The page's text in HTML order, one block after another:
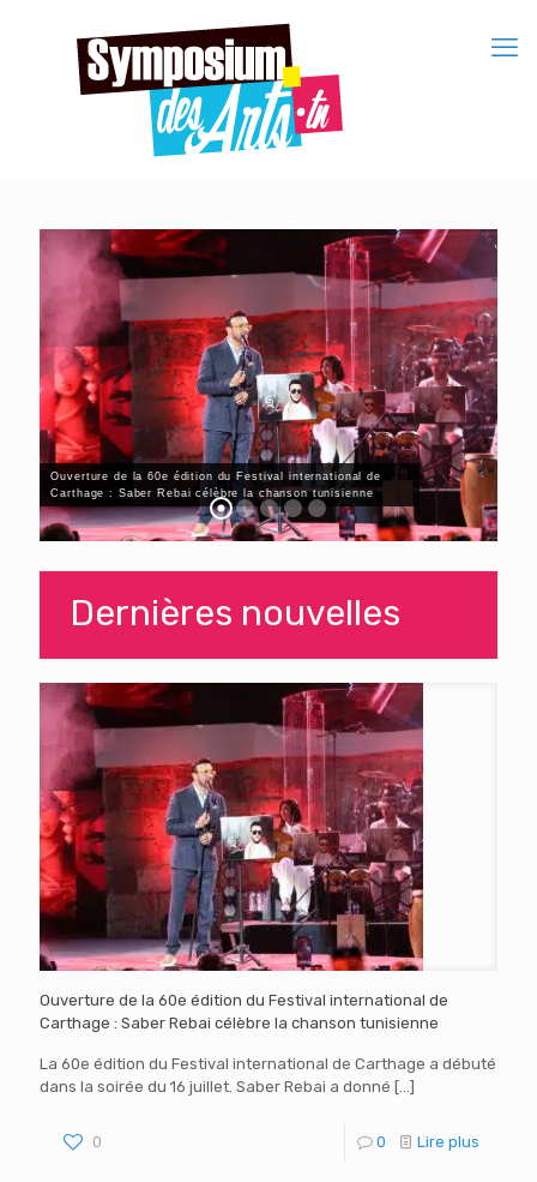
Ouverture de la 60e édition du Festival international de
Carthage : Saber Rebai célèbre la chanson tunisienne
Dernières nouvelles
Ouverture de la 60e édition du Festival international de
Carthage : Saber Rebai célèbre la chanson tunisienne
La 60e édition du Festival international de Carthage a débuté
dans la soirée du 16 juillet. Saber Rebai a donné […]
0 0 Lire plus